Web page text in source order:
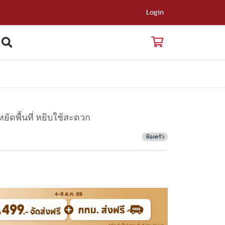
Login
ยัดพื้นที่ หยิบใช้สะดวก
ห้องครัว